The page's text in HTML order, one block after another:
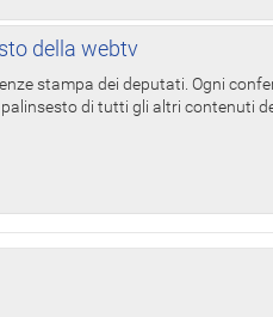
della webtv
stampa dei deputati. Ogni
di tutti gli altri contenuti